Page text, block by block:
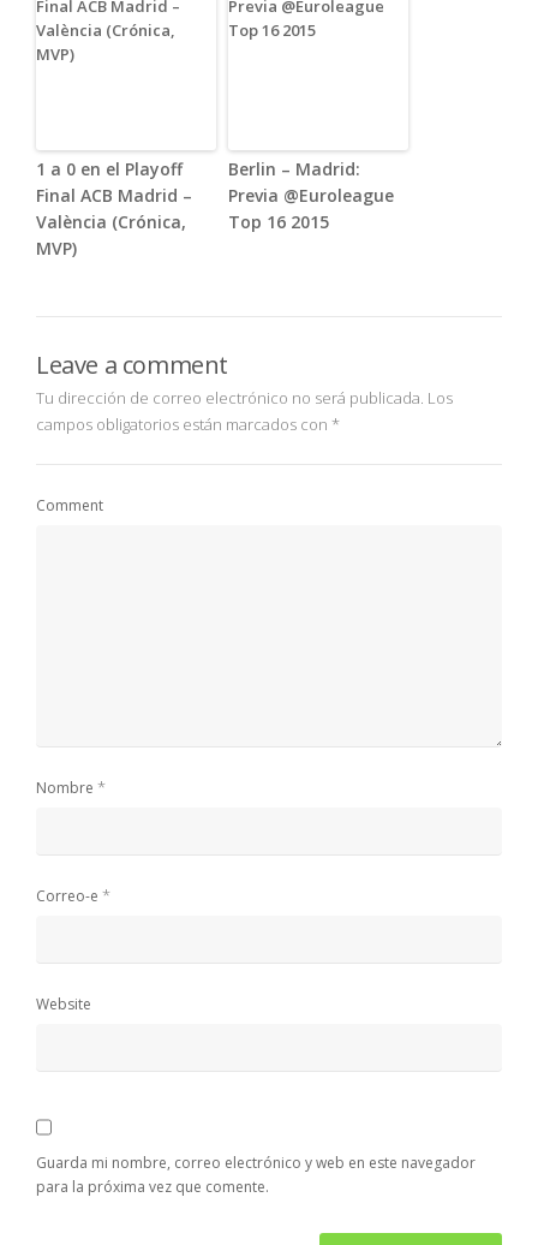
1 a 0 en el Playoff
Final ACB Madrid –
València (Crónica,
MVP)
Berlin – Madrid:
Previa @Euroleague
Top 16 2015
Leave a comment
Tu dirección de correo electrónico no será publicada. Los
campos obligatorios están marcados con *
Comment
Nombre *
Correo-e *
Website
Guarda mi nombre, correo electrónico y web en este navegador
para la próxima vez que comente.